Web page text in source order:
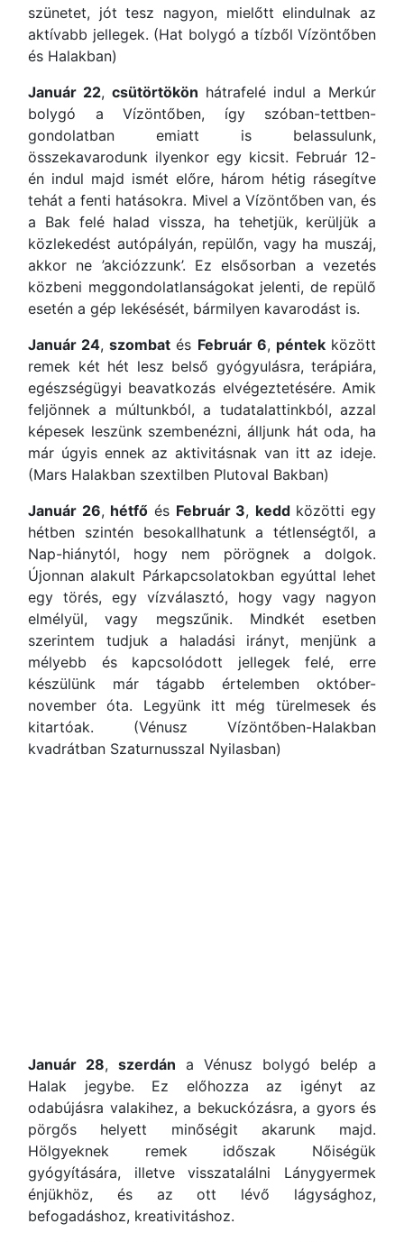
szünetet, jót tesz nagyon, mielőtt elindulnak az
aktívabb jellegek. (Hat bolygó a tízből Vízöntőben
és Halakban)
Január 22, csütörtökön hátrafelé indul a Merkúr
bolygó a Vízöntőben, így szóban-tettben-
gondolatban emiatt is belassulunk,
összekavarodunk ilyenkor egy kicsit. Február 12-
én indul majd ismét előre, három hétig rásegítve
tehát a fenti hatásokra. Mivel a Vízöntőben van, és
a Bak felé halad vissza, ha tehetjük, kerüljük a
közlekedést autópályán, repülőn, vagy ha muszáj,
akkor ne ’akciózzunk’. Ez elsősorban a vezetés
közbeni meggondolatlanságokat jelenti, de repülő
esetén a gép lekésését, bármilyen kavarodást is.
Január 24,szombat és Február 6, péntekközött
remek két hét lesz belső gyógyulásra, terápiára,
egészségügyi beavatkozás elvégeztetésére. Amik
feljönnek a múltunkból, a tudatalattinkból, azzal
képesek leszünk szembenézni, álljunk hát oda, ha
már úgyis ennek az aktivitásnak van itt az ideje.
(Mars Halakban szextilben Plutoval Bakban)
Január 26, hétfő és Február 3, keddközötti egy
hétben szintén besokallhatunk a tétlenségtől, a
Nap-hiánytól, hogy nem pörögnek a dolgok.
Újonnan alakult Párkapcsolatokban egyúttal lehet
egy törés, egy vízválasztó, hogy vagy nagyon
elmélyül, vagy megszűnik. Mindkét esetben
szerintem tudjuk a haladási irányt, menjünk a
mélyebb és kapcsolódott jellegek felé, erre
készülünk már tágabb értelemben október-
november óta. Legyünk itt még türelmesek és
kitartóak. (Vénusz Vízöntőben-Halakban
kvadrátban Szaturnusszal Nyilasban)
Január 28, szerdán a Vénusz bolygó belép a
Halak jegybe. Ez előhozza az igényt az
odabújásra valakihez, a bekuckózásra, a gyors és
pörgős helyett minőségit akarunk majd.
Hölgyeknek remek időszak Nőiségük
gyógyítására, illetve visszatalálni Lánygyermek
énjükhöz, és az ott lévő lágysághoz,
befogadáshoz, kreativitáshoz.